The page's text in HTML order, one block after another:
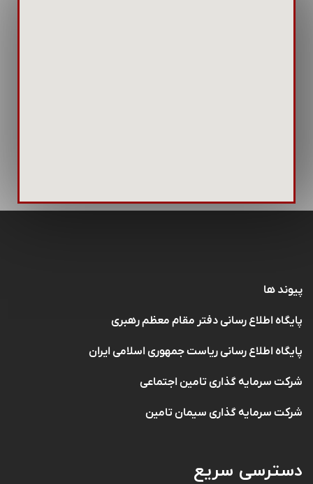
پیوند ها
پایگاه اطلاع رسانی دفتر مقام معظم رهبری
پایگاه اطلاع رسانی ریاست جمهوری اسلامی ایران
شرکت سرمایه گذاری تامین اجتماعی
شرکت سرمایه گذاری سیمان تامین
دسترسی سریع